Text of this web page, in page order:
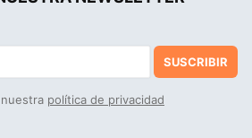
SUSCRIBIR
política de privacidad